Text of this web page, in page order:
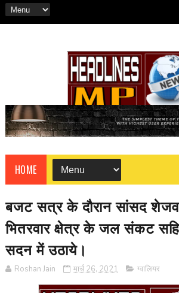
HOME
बजट सत्र के दौरान सांसद
भितरवार क्षेत्र के जल संकट
सदन में उठाये।
Roshan Jain मार्च 26, 2021 ग्वालियर